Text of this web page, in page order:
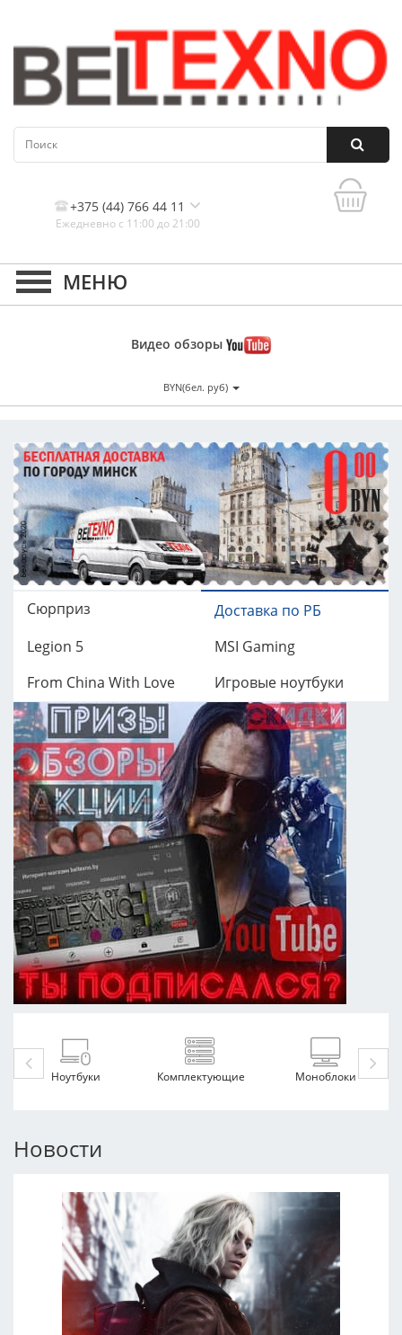
+375 (44) 766 44 11
Ежедневно с 11:00 до 21:00
Контакты, и схема проезда
Видео обзоры
BYN(бел. руб)
Сюрприз
Доставка по РБ
Legion 5
MSI Gaming
From China With Love
Игровые ноутбуки
Ноутбуки Комплектующие Моноблоки
Новости